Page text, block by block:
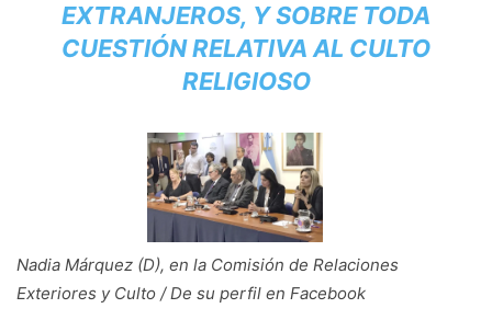
EXTRANJEROS, Y SOBRE TODA
CUESTIÓN RELATIVA AL CULTO
RELIGIOSO
Nadia Márquez (D), en la Comisión de Relaciones
Exteriores y Culto / De su perfil en Facebook